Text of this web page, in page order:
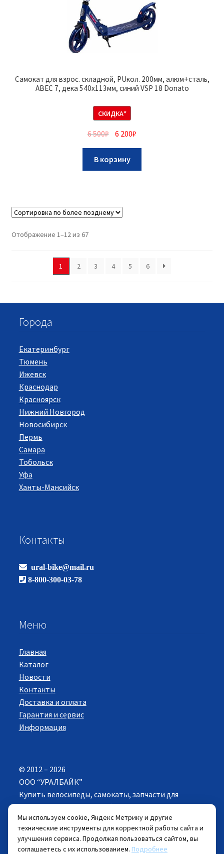
Самокат для взрос. складной, PUкол. 200мм, алюм+сталь,
ABEC 7, дека 540х113мм, синий VSP 18 Donato
СКИДКА*
6 500₽ 6 200₽
В корзину
Отображение 1–12 из 67
1 2 3 4 5 6
Города
Екатеринбург
Тюмень
Ижевск
Краснодар
Красноярск
Нижний Новгород
Новосибирск
Пермь
Самара
Тобольск
Уфа
Ханты-Мансийск
Контакты
ural-bike@mail.ru
8-800-300-03-78
Меню
Главная
Каталог
Новости
Контакты
Доставка и оплата
Гарантия и сервис
Информация
© 2012 – 2026
ООО “УРАЛБАЙК”
Купить велосипеды, самокаты, запчасти для
велосипедов в Екатеринбурге. Все права
защищены.
Цены указанные на сайте действуют при
Мы используем cookie, Яндекс Метрику и другие
технические инструменты для корректной работы сайта и
улучшения сервиса. Продолжая пользоваться сайтом, вы
соглашаетесь с их использованием. Подробнее